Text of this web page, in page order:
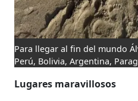
Para llegar al fin del mundo
Perú, Bolivia, Argentina,
Lugares maravillosos